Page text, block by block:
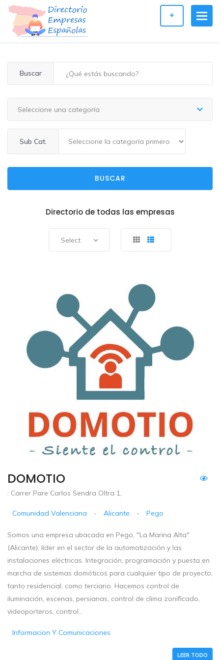
+
Buscar
Seleccione una categoría
Sub Cat.
BUSCAR
Directorio de todas las empresas
Select
DOMOTIO
: Carrer Pare Carlos Sendra Oltra 1,
Comunidad Valenciana - Alicante - Pego
Somos una empresa ubacada en Pego, "La Marina Alta"
(Alicante), líder en el sector de la automatización y las
instalaciones eléctricas. Integración, programación y puesta en
marcha de sistemas domóticos para cualquier tipo de proyecto,
tanto residencial, como terciario. Hacemos control de
iluminación, escenas, persianas, control de clima zonificado,
videoporteros, control...
Informacion Y Comunicaciones
LEER TODO